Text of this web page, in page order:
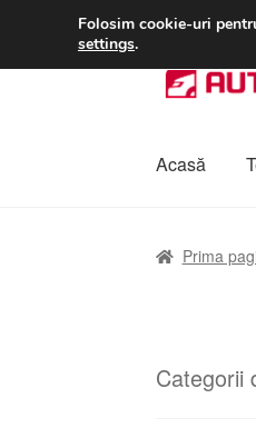
Sari
la
Sari
la
Acasă
Prima
Categorii
Folosim cookie-uri
settings.